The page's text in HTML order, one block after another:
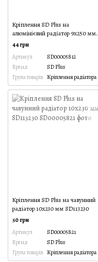
Кріплення SD Plus на
алюмінієвий радіатор 9х250 мм
SD112250
44 грн
Артикул
SD00005812
Бренд
SD Plus
Група товарів Кріплення радіатора
Кріплення SD Plus на чавунний
радіатор 10х230 мм SD113230
50 грн
Артикул
SD00005821
Бренд
SD Plus
Група товарів Кріплення радіатора